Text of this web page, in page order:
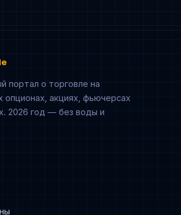
портал о торговле на
опционах, акциях, фьючерсах
2026 год — без воды и